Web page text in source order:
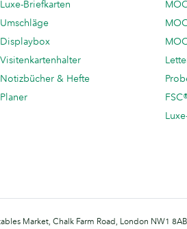
Luxe-Briefkarten
Umschläge
Displaybox
Visitenkartenhalter
Notizbücher & Hefte
Planer
Market, Chalk Farm Road, London NW1